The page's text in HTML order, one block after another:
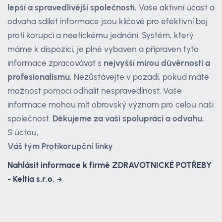
lepší a spravedlivější společnosti. Vaše aktivní účast a
odvaha sdílet informace jsou klíčové pro efektivní boj
proti korupci a neetickému jednání. Systém, který
máme k dispozici, je plně vybaven a připraven tyto
informace zpracovávat s nejvyšší mírou důvěrnosti a
profesionalismu. Nezůstávejte v pozadí, pokud máte
možnost pomoci odhalit nespravedlnost. Vaše
informace mohou mít obrovský význam pro celou naši
společnost. Děkujeme za vaši spolupráci a odvahu.
S úctou,
Váš tým Protikorupční linky
Nahlásit informace k firmě ZDRAVOTNICKÉ POTŘEBY
- Keltia s.r.o.